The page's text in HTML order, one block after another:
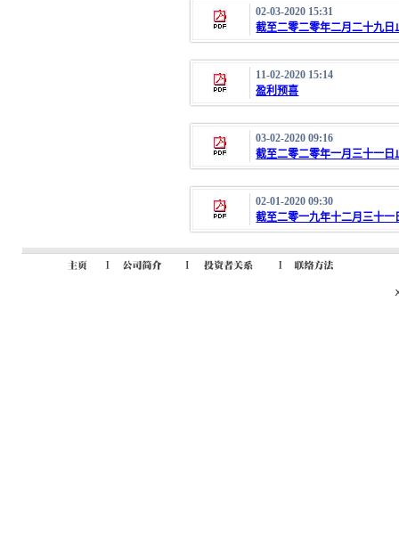
02-03-2020 15:31
截至二零二零年二月二十九
11-02-2020 15:14
盈利预喜
03-02-2020 09:16
截至二零二零年一月三十一
02-01-2020 09:30
截至二零一九年十二月三十